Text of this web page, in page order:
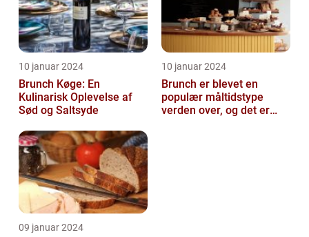
10 januar 2024
Brunch Køge: En
Kulinarisk Oplevelse af
Sød og Saltsyde
10 januar 2024
Brunch er blevet en
populær måltidstype
verden over, og det er
09 januar 2024